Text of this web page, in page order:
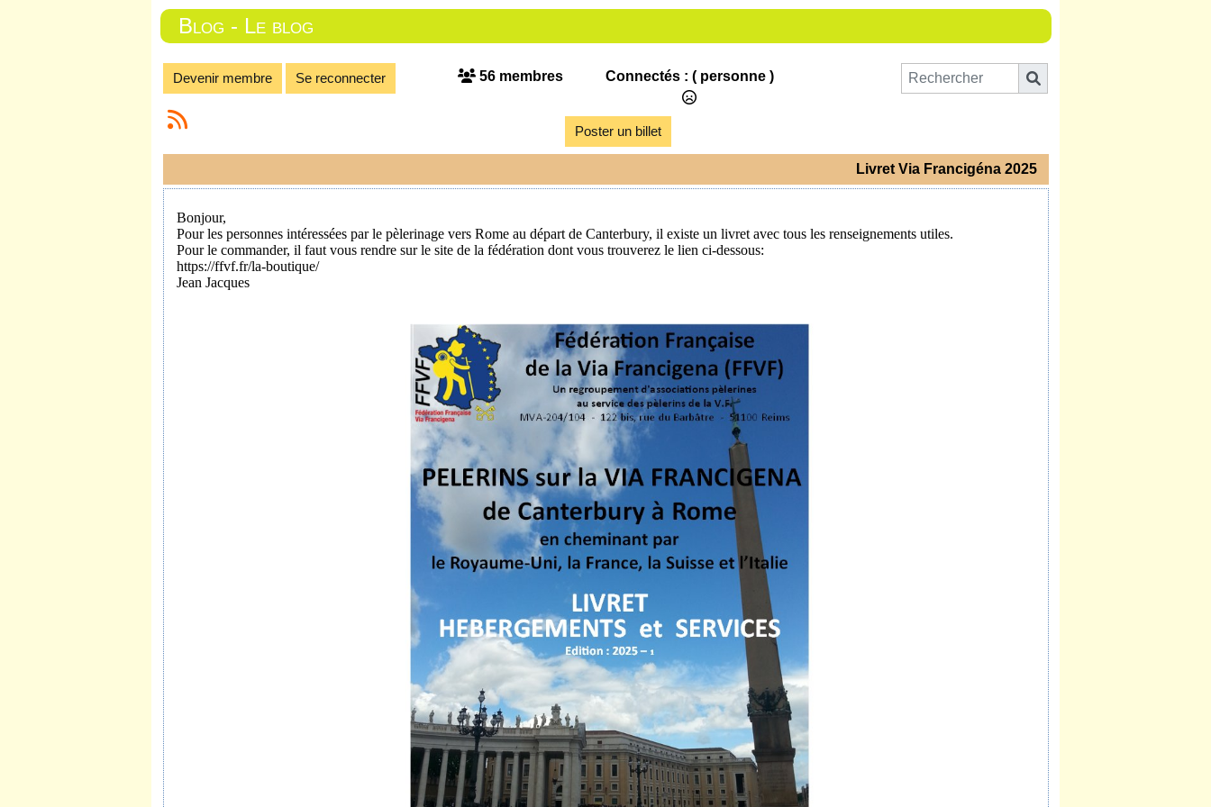
Blog - Le blog
Devenir membre Se reconnecter 56 membres Connectés : ( personne )
Poster un billet
Livret Via Francigéna 2025
Bonjour,
Pour les personnes intéressées par le pèlerinage vers Rome au départ de Canterbury, il existe un livret avec tous les renseignements utiles.
Pour le commander, il faut vous rendre sur le site de la fédération dont vous trouverez le lien ci-dessous:
https://ffvf.fr/la-boutique/
Jean Jacques